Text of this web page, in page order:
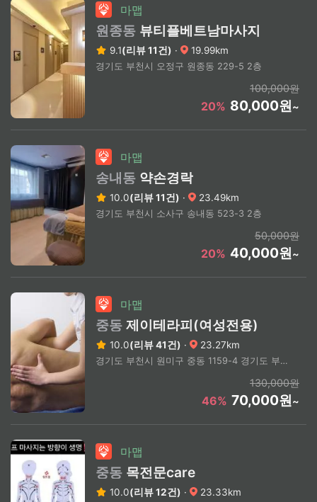
마맵
원종동 뷰티플베트남마사지
9.1(리뷰 11건) · 19.99km
경기도 부천시 오정구 원종동 229-5 2층
100,000원
20% 80,000원~
마맵
송내동 약손경락
10.0(리뷰 11건) · 23.49km
경기도 부천시 소사구 송내동 523-3 2층
50,000원
20% 40,000원~
마맵
중동 제이테라피(여성전용)
10.0(리뷰 41건) · 23.27km
경기도 부천시 원미구 중동 1159-4 경기도 부천시 원미구 석천로170번길
130,000원
46% 70,000원~
마맵
중동 목전문care
10.0(리뷰 12건) · 23.33km